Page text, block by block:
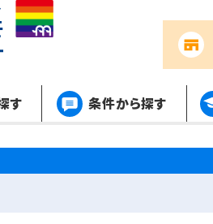
す 条件から探す